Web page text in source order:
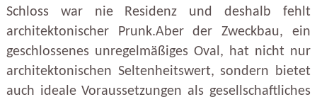
Schloss war nie Residenz und deshalb fehlt
architektonischer Prunk.Aber der Zweckbau, ein
geschlossenes unregelmäßiges Oval, hat nicht nur
architektonischen Seltenheitswert, sondern bietet
auch ideale Voraussetzungen als gesellschaftliches